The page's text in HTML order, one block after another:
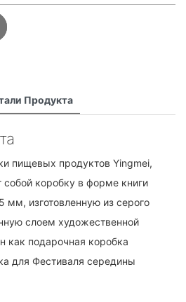
Продукта
пищевых продуктов Yingmei,
коробку в форме книги
изготовленную из серого
слоем художественной
как подарочная коробка
для Фестиваля середины